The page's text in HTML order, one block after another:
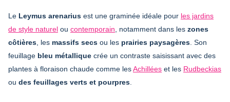
Le Leymus arenarius est une graminée idéale pour les jardins
de style naturel ou contemporain , notamment dans les zones
côtières , les massifs secs ou les prairies paysagères . Son
feuillage bleu métallique crée un contraste saisissant avec des
plantes à floraison chaude comme lesAchillées et les Rudbeckias
ou des feuillages verts et pourpres